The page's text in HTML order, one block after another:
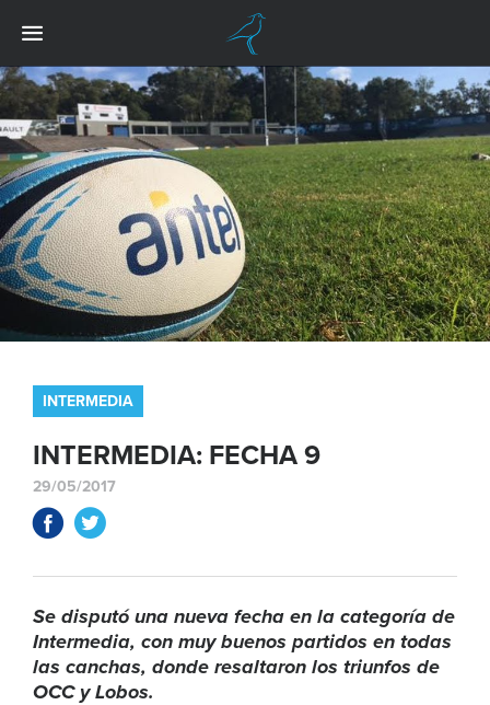
INTERMEDIA
INTERMEDIA: FECHA 9
29/05/2017
Se disputó una nueva fecha en la categoría de
Intermedia, con muy buenos partidos en todas
las canchas, donde resaltaron los triunfos de
OCC y Lobos.